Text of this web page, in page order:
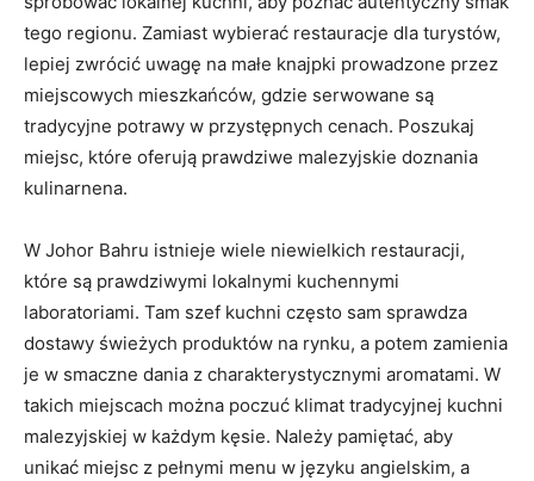
tego regionu. Zamiast wybierać restauracje dla turystów,
lepiej zwrócić uwagę na małe knajpki prowadzone przez
miejscowych mieszkańców, gdzie serwowane są
tradycyjne potrawy w przystępnych cenach. Poszukaj
miejsc, które oferują prawdziwe malezyjskie doznania
kulinarnena.
W Johor Bahru istnieje wiele niewielkich restauracji,
które są prawdziwymi lokalnymi kuchennymi
laboratoriami. Tam szef kuchni często sam sprawdza
dostawy świeżych produktów na rynku, a potem zamienia
je w smaczne dania z charakterystycznymi aromatami. W
takich miejscach można poczuć klimat tradycyjnej kuchni
malezyjskiej w każdym kęsie. Należy pamiętać, aby
unikać miejsc z pełnymi menu w języku angielskim, a